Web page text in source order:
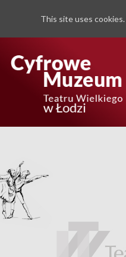
This site uses cookies.